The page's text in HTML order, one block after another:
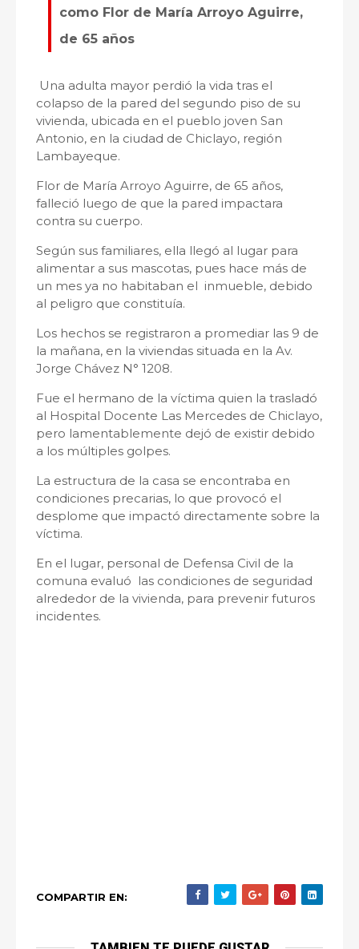
como Flor de María Arroyo Aguirre,
de 65 años
Una adulta mayor perdió la vida tras el
colapso de la pared del segundo piso de su
vivienda, ubicada en el pueblo joven San
Antonio, en la ciudad de Chiclayo, región
Lambayeque.
Flor de María Arroyo Aguirre, de 65 años,
falleció luego de que la pared impactara
contra su cuerpo.
Según sus familiares, ella llegó al lugar para
alimentar a sus mascotas, pues hace más de
un mes ya no habitaban el inmueble, debido
al peligro que constituía.
Los hechos se registraron a promediar las 9 de
la mañana, en la viviendas situada en la Av.
Jorge Chávez N° 1208.
Fue el hermano de la víctima quien la trasladó
al Hospital Docente Las Mercedes de Chiclayo,
pero lamentablemente dejó de existir debido
a los múltiples golpes.
La estructura de la casa se encontraba en
condiciones precarias, lo que provocó el
desplome que impactó directamente sobre la
víctima.
En el lugar, personal de Defensa Civil de la
comuna evaluó las condiciones de seguridad
alrededor de la vivienda, para prevenir futuros
incidentes.
COMPARTIR EN: